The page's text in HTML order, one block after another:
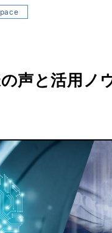
ユ
声と活用ノ